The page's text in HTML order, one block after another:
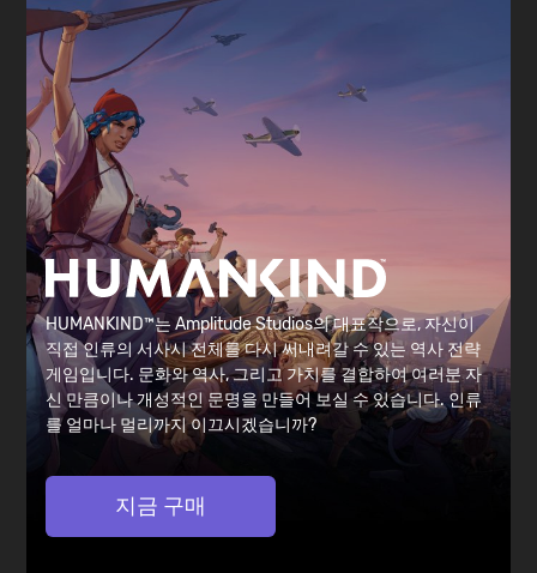
HUMANKIND™는 Amplitude Studios의 대표작으로, 자신이
직접 인류의 서사시 전체를 다시 써내려갈 수 있는 역사 전략
게임입니다. 문화와 역사, 그리고 가치를 결합하여 여러분 자
신 만큼이나 개성적인 문명을 만들어 보실 수 있습니다. 인류
를 얼마나 멀리까지 이끄시겠습니까?
지금 구매